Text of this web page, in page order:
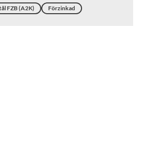
FZB (A2K) Förzinkad